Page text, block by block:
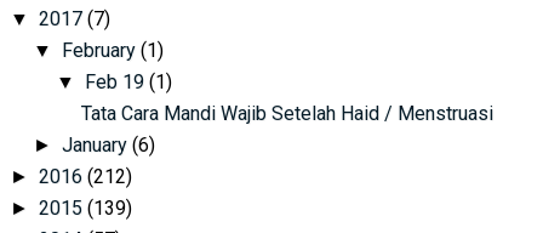
▼ 2017 (7)
▼ February(1)
▼ Feb 19(1)
Tata Cara Mandi Wajib Setelah Haid / Menstruasi
►January(6)
► 2016 (212)
► 2015 (139)